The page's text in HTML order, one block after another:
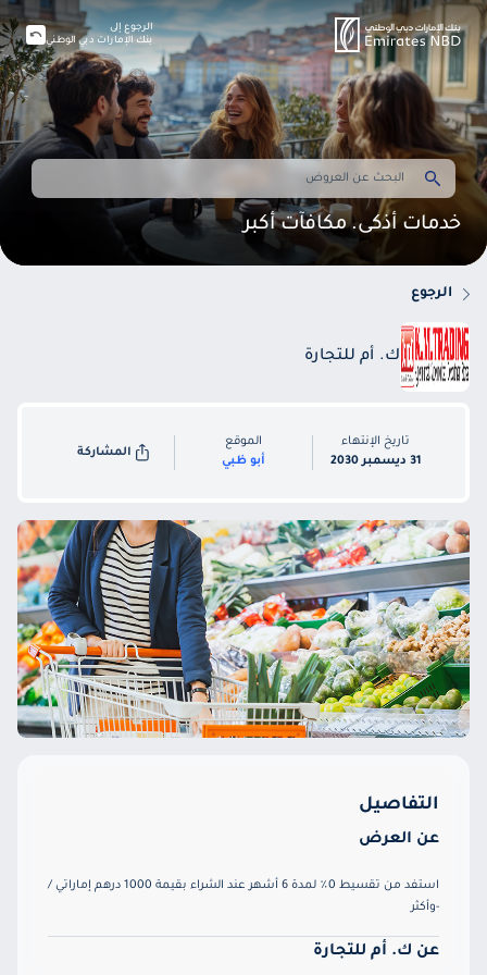
خدمات أذكى. مكافآت أكبر
الرجوع إلى
بنك الإمارات دبي الوطني
الرجوع
ك. أم للتجارة
تاريخ الإنتهاء
31 ديسمبر 2030
الموقع
أبو ظبي
المشاركة
التفاصيل
عن العرض
استفد من تقسيط 0٪ لمدة 6 أشهر عند الشراء بقيمة 1000 درهم إماراتي /
-وأكثر
عن ك. أم للتجارة